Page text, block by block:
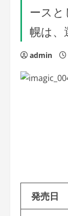
ース
幌は、
admin
発売日